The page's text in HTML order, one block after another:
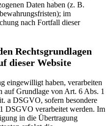
Daten haben (z. B.
im
nach Fortfall dieser
Rechtsgrundlagen
dieser Website
eingewilligt haben, verarbeiten
auf Grundlage von Art. 6 Abs. 1
a DSGVO, sofern besondere
DSGVO verarbeitet werden. Im
in die Übertragung